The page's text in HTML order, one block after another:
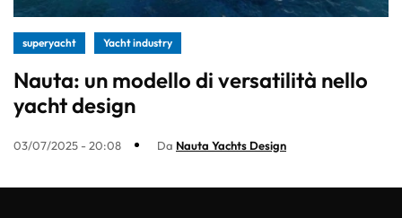
superyacht Yacht industry
Nauta: un modello di versatilità nello
yacht design
03/07/2025 - 20:08 Da Nauta Yachts Design